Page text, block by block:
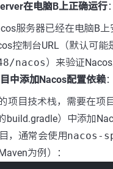
在电脑B上正确运行：
服务器已经在电脑B
控制台URL（默认可能
nacos）来验证
中添加Nacos配置依赖：
项目技术栈，需要在项
build.gradle）中添加
，通常会使用nacos-
为例）：